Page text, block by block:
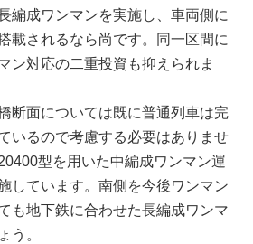
編成ワンマンを実施し、車両側に
載されるなら尚です。同一区間に
ン対応の二重投資も抑えられま
断面については既に普通列車は完
いるので考慮する必要はありませ
型を用いた中編成ワンマン運
しています。南側を今後ワンマン
も地下鉄に合わせた長編成ワンマ
う。